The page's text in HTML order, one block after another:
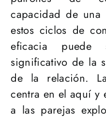
capacidad de una
estos ciclos de
eficacia
significativo de la
de la relación.
centra en el aquí y
a las parejas